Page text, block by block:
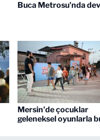
Buca Metrosu'nda dev
Mersin'de çocuklar
geleneksel oyunlarla